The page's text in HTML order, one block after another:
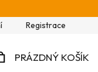
Registrace
PRÁZDNÝ KOŠÍK